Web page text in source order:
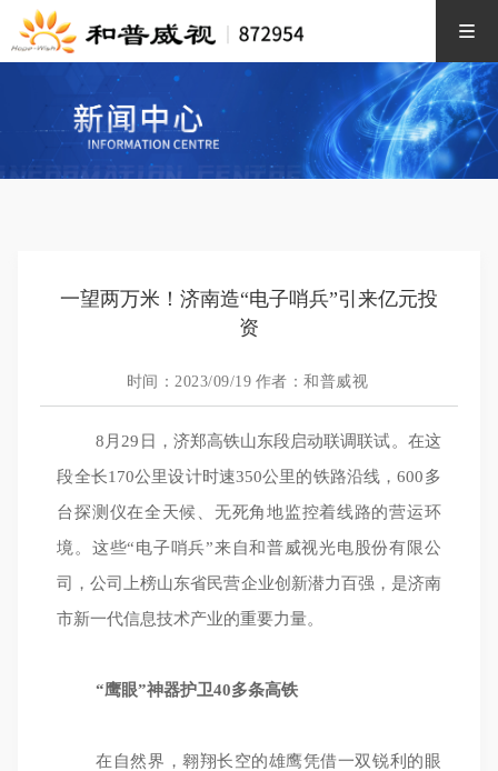
一望两万米！济南造“电子哨兵”引来亿元投
资
时间：2023/09/19 作者：和普威视
8月29日，济郑高铁山东段启动联调联试。在这
段全长170公里设计时速350公里的铁路沿线，600多
台探测仪在全天候、无死角地监控着线路的营运环
境。这些“电子哨兵”来自和普威视光电股份有限公
司，公司上榜山东省民营企业创新潜力百强，是济南
市新一代信息技术产业的重要力量。
“鹰眼”神器护卫40多条高铁
在自然界，翱翔长空的雄鹰凭借一双锐利的眼